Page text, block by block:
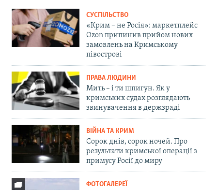
СУСПІЛЬСТВО
«Крим – не Росія»: маркетплейс
Ozon припинив прийом нових
замовлень на Кримському
півострові
ПРАВА ЛЮДИНИ
Мить – і ти шпигун. Як у
кримських судах розглядають
звинувачення в держзраді
ВІЙНА ТА КРИМ
Сорок днів, сорок ночей. Про
результати кримської операції з
примусу Росії до миру
ФОТОГАЛЕРЕЇ